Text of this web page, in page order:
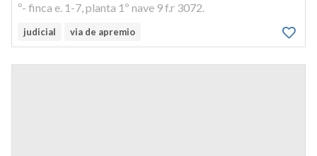
º- finca e. 1-7, planta 1º nave 9 f.r 3072.
judicial via de apremio